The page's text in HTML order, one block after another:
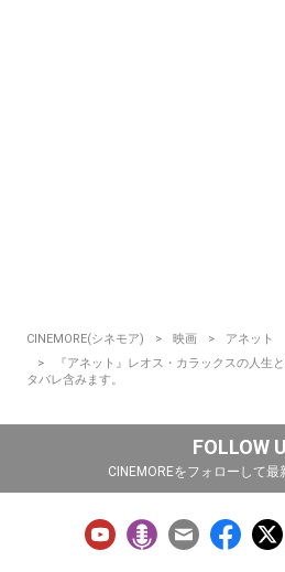
CINEMORE(シネモア) 映画
アネット
『アネット』レオス・カラックスの人
タバレ含みます。
FOLLOW
CINEMOREをフォローして最